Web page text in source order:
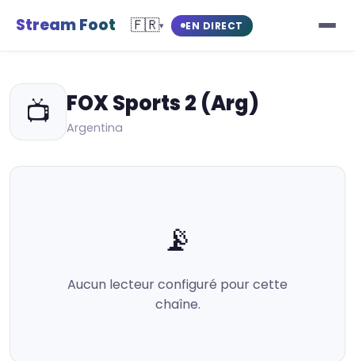
Stream Foot 🇫🇷▾ EN DIRECT
📺 FOX Sports 2 (Arg)
Argentina
📡
Aucun lecteur configuré pour cette
chaîne.